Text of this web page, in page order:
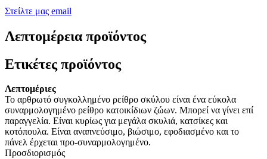
Στείλτε μας email
Λεπτομέρεια προϊόντος
Ετικέτες προϊόντος
Λεπτομέριες
Το αρθρωτό συγκολλημένο ρείθρο σκύλου είναι ένα εύκολα
συναρμολογημένο ρείθρο κατοικίδιων ζώων. Μπορεί να γίνει επί
παραγγελία. Είναι κυρίως για μεγάλα σκυλιά, κατσίκες και
κοτόπουλα. Είναι αναπνεύσιμο, βιώσιμο, εφοδιασμένο και το
πάνελ έρχεται προ-συναρμολογημένο.
Προσδιορισμός